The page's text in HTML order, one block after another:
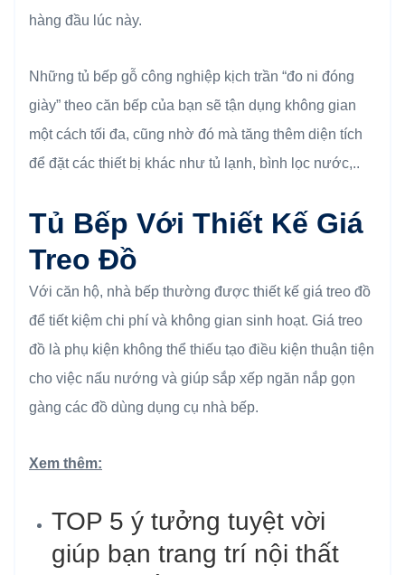
hàng đầu lúc này.
Những tủ bếp gỗ công nghiệp kịch trần “đo ni đóng
giày” theo căn bếp của bạn sẽ tận dụng không gian
một cách tối đa, cũng nhờ đó mà tăng thêm diện tích
để đặt các thiết bị khác như tủ lạnh, bình lọc nước,..
Tủ Bếp Với Thiết Kế Giá
Treo Đồ
Với căn hộ, nhà bếp thường được thiết kế giá treo đồ
để tiết kiệm chi phí và không gian sinh hoạt. Giá treo
đồ là phụ kiện không thể thiếu tạo điều kiện thuận tiện
cho việc nấu nướng và giúp sắp xếp ngăn nắp gọn
gàng các đồ dùng dụng cụ nhà bếp.
Xem thêm:
TOP 5 ý tưởng tuyệt vời
giúp bạn trang trí nội thất